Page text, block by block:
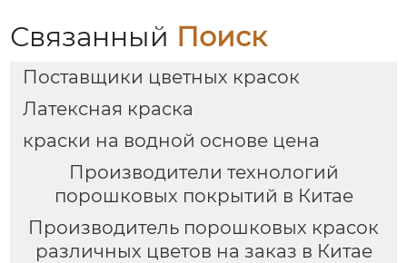
Связанный Поиск
Поставщики цветных красок
Латексная краска
краски на водной основе цена
Производители технологий
порошковых покрытий в Китае
Производитель порошковых красок
различных цветов на заказ в Китае